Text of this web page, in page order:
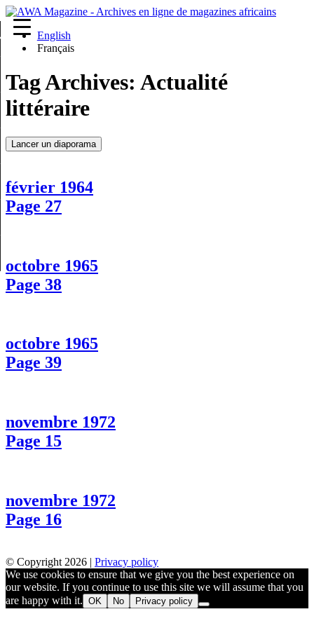
English
Français
Tag Archives: Actualité
littéraire
Lancer un diaporama
février 1964
Page 27
octobre 1965
Page 38
octobre 1965
Page 39
novembre 1972
Page 15
novembre 1972
Page 16
© Copyright 2026 | Privacy policy
We use cookies to ensure that we give you the best experience on
our website. If you continue to use this site we will assume that you
are happy with it. OK No Privacy policy